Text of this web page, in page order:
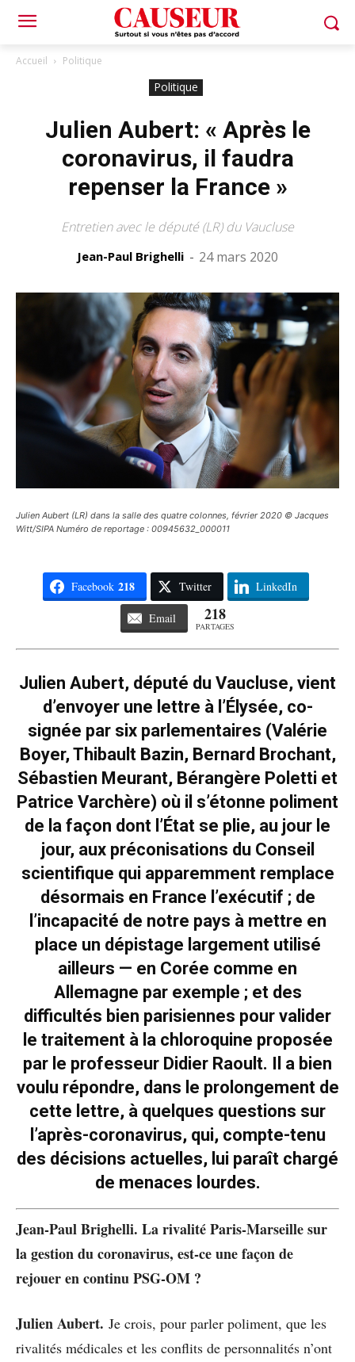
Accueil Politique
Politique
Julien Aubert: « Après le
coronavirus, il faudra
repenser la France »
Entretien avec le député (LR) du Vaucluse
Jean-Paul Brighelli - 24 mars 2020
Julien Aubert (LR) dans la salle des quatre colonnes, février 2020 © Jacques
Witt/SIPA Numéro de reportage : 00945632_000011
Facebook 218 Twitter LinkedIn
Email 218
PARTAGES
Julien Aubert, député du Vaucluse, vient
d’envoyer une lettre à l’Élysée, co-
signée par six parlementaires (Valérie
Boyer, Thibault Bazin, Bernard Brochant,
Sébastien Meurant, Bérangère Poletti et
Patrice Varchère) où il s’étonne poliment
de la façon dont l’État se plie, au jour le
jour, aux préconisations du Conseil
scientifique qui apparemment remplace
désormais en France l’exécutif ; de
l’incapacité de notre pays à mettre en
place un dépistage largement utilisé
ailleurs — en Corée comme en
Allemagne par exemple ; et des
difficultés bien parisiennes pour valider
le traitement à la chloroquine proposée
par le professeur Didier Raoult. Il a bien
voulu répondre, dans le prolongement de
cette lettre, à quelques questions sur
l’après-coronavirus, qui, compte-tenu
des décisions actuelles, lui paraît chargé
de menaces lourdes.
Jean-Paul Brighelli. La rivalité Paris-Marseille sur
la gestion du coronavirus, est-ce une façon de
rejouer en continu PSG-OM ?
Julien Aubert. Je crois, pour parler poliment, que les
rivalités médicales et les conflits de personnalités n’ont